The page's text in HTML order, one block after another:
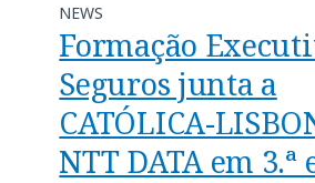
NEWS
Formação
Seguros junta a
CATÓLICA-
NTT DATA em 3.ª